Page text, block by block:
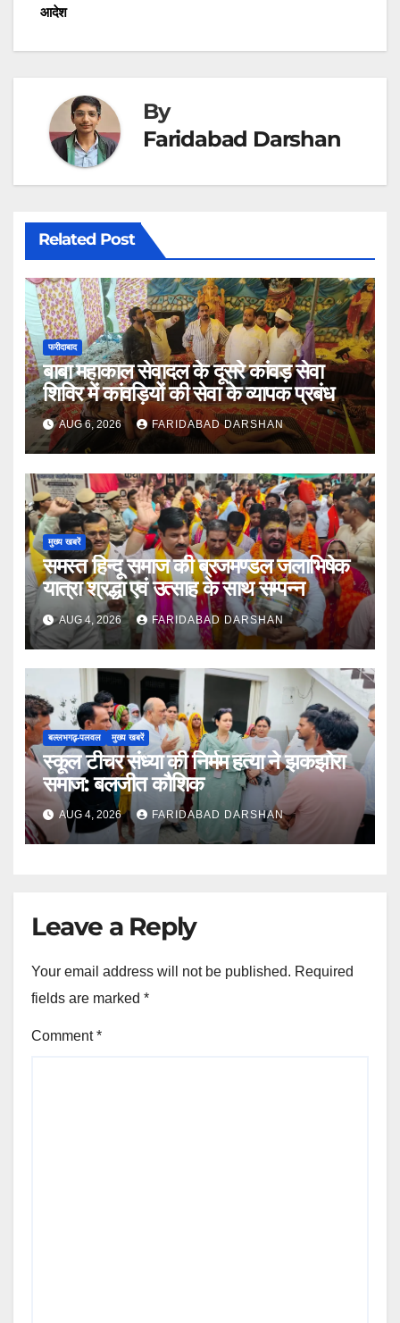
आदेश
By
Faridabad Darshan
Related Post
फरीदाबाद
बाबा महाकाल सेवादल के दूसरे कांवड़ सेवा
शिविर में कांवड़ियों की सेवा के व्यापक प्रबंध
AUG 6, 2026 FARIDABAD DARSHAN
मुख्य खबरें
समस्त हिन्दू समाज की ब्रजमण्डल जलाभिषेक
यात्रा श्रद्धा एवं उत्साह के साथ सम्पन्न
AUG 4, 2026 FARIDABAD DARSHAN
बल्लभगढ़़-पलवल मुख्य खबरें
स्कूल टीचर संध्या की निर्मम हत्या ने झकझोरा
समाज: बलजीत कौशिक
AUG 4, 2026 FARIDABAD DARSHAN
Leave a Reply
Your email address will not be published. Required
fields are marked *
Comment*